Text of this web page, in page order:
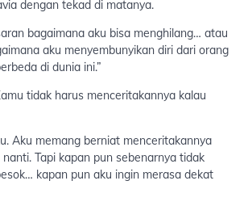
dengan tekad di matanya.
bagaimana aku bisa menghilang… atau
aku menyembunyikan diri dari orang
di dunia ini.”
tidak harus menceritakannya kalau
Aku memang berniat menceritakannya
Tapi kapan pun sebenarnya tidak
kapan pun aku ingin merasa dekat